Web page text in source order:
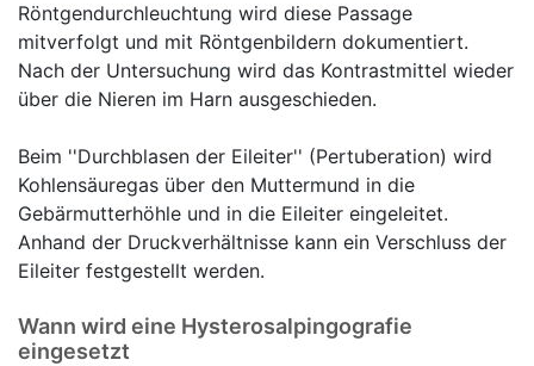
Röntgendurchleuchtung wird diese Passage
mitverfolgt und mit Röntgenbildern dokumentiert.
Nach der Untersuchung wird das Kontrastmittel wieder
über die Nieren im Harn ausgeschieden.
Beim ''Durchblasen der Eileiter'' (Pertuberation) wird
Kohlensäuregas über den Muttermund in die
Gebärmutterhöhle und in die Eileiter eingeleitet.
Anhand der Druckverhältnisse kann ein Verschluss der
Eileiter festgestellt werden.
Wann wird eine Hysterosalpingografie
eingesetzt